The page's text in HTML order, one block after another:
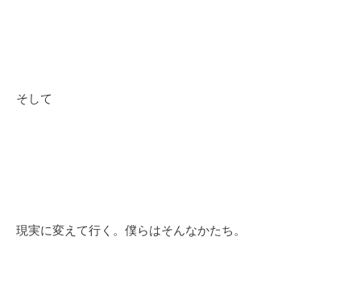
そして
現実に変えて行く。僕らはそんなかたち。